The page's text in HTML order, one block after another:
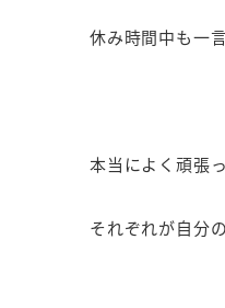
休み時間中も一
本当によく頑張
それぞれが自分